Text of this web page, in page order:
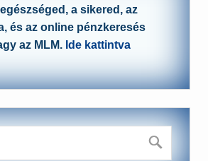
a sikered, az
és az online pénzkeresés
az MLM. Ide kattintva